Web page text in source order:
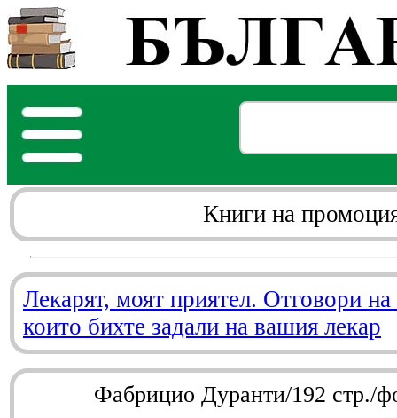
Книги на
Лекарят, моят приятел. Отговори
които бихте задали на вашия лекар
Фабрицио Дуранти/192 стр./